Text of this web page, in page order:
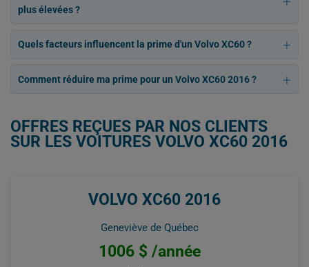
plus élevées ?
Quels facteurs influencent la prime d'un Volvo XC60 ?
Comment réduire ma prime pour un Volvo XC60 2016 ?
OFFRES REÇUES PAR NOS CLIENTS
SUR LES VOITURES VOLVO XC60 2016
VOLVO XC60 2016
Geneviève de Québec
1006 $ /année